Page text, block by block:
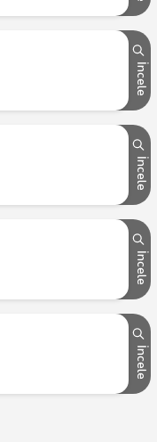
İncele
İncele
İncele
İncele